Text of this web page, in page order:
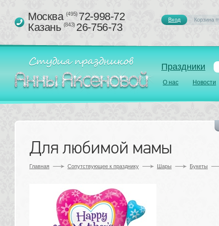
Праздники
О нас Новости
Москва (495)72-998-72
Казань (843)26-756-73
Вход Корзина
Для любимой мамы
Главная Сопутствующее к празднику Шары Букеты